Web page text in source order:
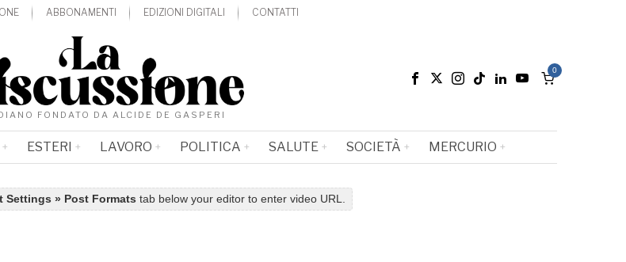
ABBONAMENTI EDIZIONI DIGITALI CONTATTI
FONDATO DA ALCIDE DE GASPERI
0
ESTERI LAVORO POLITICA SALUTE SOCIETÀ MERCURIO
Settings » Post Formats tab below your editor to enter video URL.